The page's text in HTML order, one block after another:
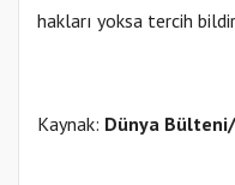
hakları yoksa tercih
Kaynak: Dünya